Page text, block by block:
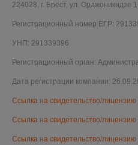
224028, г. Брест, ул. Орджоникидзе
Регистрационный номер ЕГР:
УНП: 291339396
Регистрационный орган:
Дата регистрации компании:
Ссылка на свидетельство/лицензию
Ссылка на свидетельство/лицензию
Ссылка на свидетельство/лицензию